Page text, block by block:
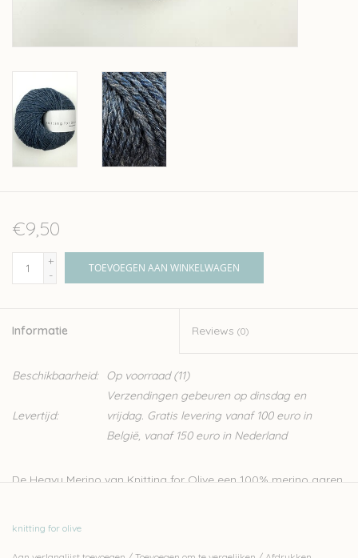
€9,50
+
-
TOEVOEGEN AAN WINKELWAGEN
Informatie Reviews (0)
Beschikbaarheid: Op voorraad(11)
Levertijd:
Verzendingen gebeuren op dinsdag en
vrijdag. Gratis levering vanaf 100 euro in
België, vanaf 150 euro in Nederland
De Heavy Merino van Knitting for Olive een 100% merino garen.
knitting for olive